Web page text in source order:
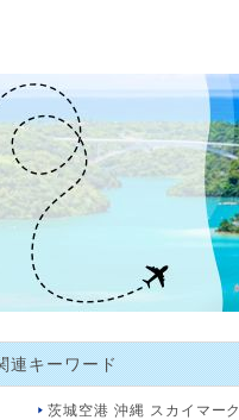
連キーワード
茨城空港 沖縄 スカイマーク